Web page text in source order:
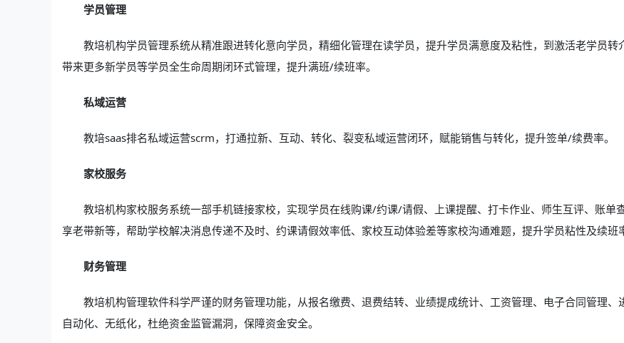
学员管理
教培机构学员管理系统从精准跟进转化意向学员，精细化管理在读学员，提升学员满意度及粘性，到激活老学员转
带来更多新学员等学员全生命周期闭环式管理，提升满班/续班率。
私域运营
教培saas排名私域运营scrm，打通拉新、互动、转化、裂变私域运营闭环，赋能销售与转化，提升签单/续费率。
家校服务
教培机构家校服务系统一部手机链接家校，实现学员在线购课/约课/请假、上课提醒、打卡作业、师生互评、账单
享老带新等，帮助学校解决消息传递不及时、约课请假效率低、家校互动体验差等家校沟通难题，提升学员粘性及续班
财务管理
教培机构管理软件科学严谨的财务管理功能，从报名缴费、退费结转、业绩提成统计、工资管理、电子合同管理、
自动化、无纸化，杜绝资金监管漏洞，保障资金安全。